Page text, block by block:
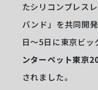
たシリコンブレス
バンド」を共同開
日〜5日に東京ビ
ンターペット東京
されました。